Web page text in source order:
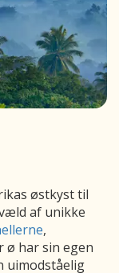
østkyst til
af unikke
,
ø har sin egen
uimodståelig